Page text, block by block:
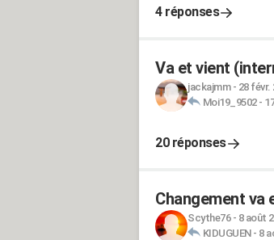
4 réponses
Va et vient
jackajmm- 28 févr.
Moi19_9502-
20 réponses
Changement va
Scythe76- 8 août
KIDUGUEN- 8